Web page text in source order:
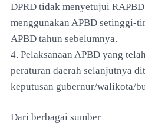
DPRD tidak menyetujui
menggunakan APBD setinggi-
APBD tahun sebelumnya.
4. Pelaksanaan APBD yang
peraturan daerah selanjutnya
keputusan gubernur/walikota/
Dari berbagai sumber